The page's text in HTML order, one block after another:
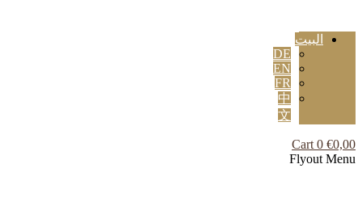
البيت
DE
EN
FR
中
文
€0,00
0
Cart
Flyout Menu